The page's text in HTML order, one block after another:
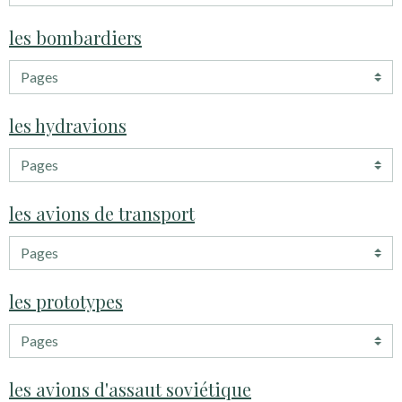
les bombardiers
les hydravions
les avions de transport
les prototypes
les avions d'assaut soviétique